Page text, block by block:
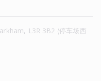
L3R 3B2 (停车场西